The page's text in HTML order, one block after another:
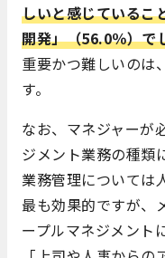
しいと感じているこ
開発」（56.0％）で
重要かつ難しいのは
す。
なお、マネジャーが
ジメント業務の種類
業務管理については
最も効果的ですが、
ープルマネジメント